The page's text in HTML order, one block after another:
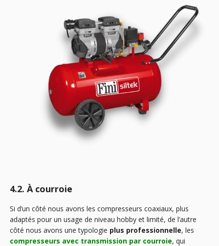
4.2. À courroie
Si d’un côté nous avons les compresseurs coaxiaux, plus
adaptés pour un usage de niveau hobby et limité, de l’autre
côté nous avons une typologie plus professionnelle, les
compresseurs avec transmission par courroie, qui